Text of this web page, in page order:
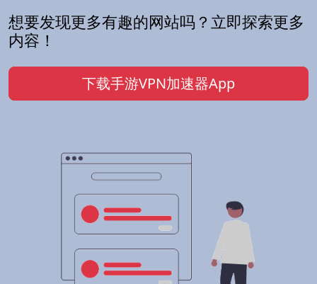
想要发现更多有趣的网站吗？立即探索更多
内容！
下载手游VPN加速器App